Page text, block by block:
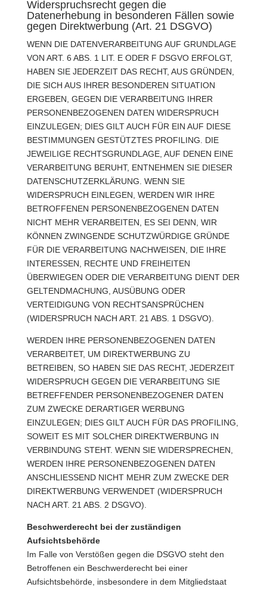
Widerspruchsrecht gegen die
Datenerhebung in besonderen Fällen sowie
gegen Direktwerbung (Art. 21 DSGVO)
WENN DIE DATENVERARBEITUNG AUF GRUNDLAGE
VON ART. 6 ABS. 1 LIT. E ODER F DSGVO ERFOLGT,
HABEN SIE JEDERZEIT DAS RECHT, AUS GRÜNDEN,
DIE SICH AUS IHRER BESONDEREN SITUATION
ERGEBEN, GEGEN DIE VERARBEITUNG IHRER
PERSONENBEZOGENEN DATEN WIDERSPRUCH
EINZULEGEN; DIES GILT AUCH FÜR EIN AUF DIESE
BESTIMMUNGEN GESTÜTZTES PROFILING. DIE
JEWEILIGE RECHTSGRUNDLAGE, AUF DENEN EINE
VERARBEITUNG BERUHT, ENTNEHMEN SIE DIESER
DATENSCHUTZERKLÄRUNG. WENN SIE
WIDERSPRUCH EINLEGEN, WERDEN WIR IHRE
BETROFFENEN PERSONENBEZOGENEN DATEN
NICHT MEHR VERARBEITEN, ES SEI DENN, WIR
KÖNNEN ZWINGENDE SCHUTZWÜRDIGE GRÜNDE
FÜR DIE VERARBEITUNG NACHWEISEN, DIE IHRE
INTERESSEN, RECHTE UND FREIHEITEN
ÜBERWIEGEN ODER DIE VERARBEITUNG DIENT DER
GELTENDMACHUNG, AUSÜBUNG ODER
VERTEIDIGUNG VON RECHTSANSPRÜCHEN
(WIDERSPRUCH NACH ART. 21 ABS. 1 DSGVO).
WERDEN IHRE PERSONENBEZOGENEN DATEN
VERARBEITET, UM DIREKTWERBUNG ZU
BETREIBEN, SO HABEN SIE DAS RECHT, JEDERZEIT
WIDERSPRUCH GEGEN DIE VERARBEITUNG SIE
BETREFFENDER PERSONENBEZOGENER DATEN
ZUM ZWECKE DERARTIGER WERBUNG
EINZULEGEN; DIES GILT AUCH FÜR DAS PROFILING,
SOWEIT ES MIT SOLCHER DIREKTWERBUNG IN
VERBINDUNG STEHT. WENN SIE WIDERSPRECHEN,
WERDEN IHRE PERSONENBEZOGENEN DATEN
ANSCHLIESSEND NICHT MEHR ZUM ZWECKE DER
DIREKTWERBUNG VERWENDET (WIDERSPRUCH
NACH ART. 21 ABS. 2 DSGVO).
Beschwerderecht bei der zuständigen
Aufsichtsbehörde
Im Falle von Verstößen gegen die DSGVO steht den
Betroffenen ein Beschwerderecht bei einer
Aufsichtsbehörde, insbesondere in dem Mitgliedstaat